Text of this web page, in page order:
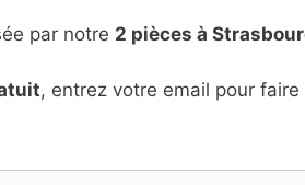
par notre 2 pièces à
, entrez votre email pour